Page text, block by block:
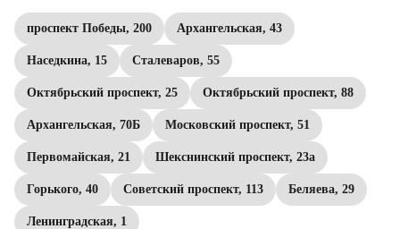
проспект Победы, 200 Архангельская, 43
Наседкина, 15 Сталеваров, 55
Октябрьский проспект, 25 Октябрьский проспект, 88
Архангельская, 70Б Московский проспект, 51
Первомайская, 21 Шекснинский проспект, 23а
Горького, 40 Советский проспект, 113 Беляева, 29
Ленинградская, 1